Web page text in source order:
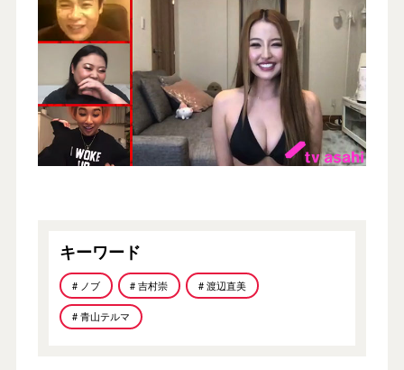
キーワード
# ノブ # 吉村崇 # 渡辺直美
# 青山テルマ